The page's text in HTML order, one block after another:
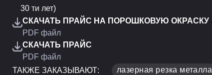
30 ти лет)
СКАЧАТЬ ПРАЙС НА ПОРОШКОВУЮ ОКРАСКУ
PDF файл
СКАЧАТЬ ПРАЙС
PDF файл
ТАКЖЕ ЗАКАЗЫВАЮТ: лазерная резка металла